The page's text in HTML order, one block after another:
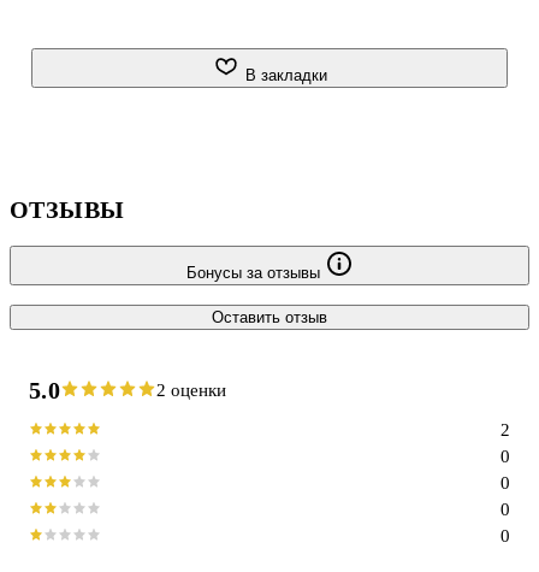
В закладки
ОТЗЫВЫ
Бонусы за отзывы
Оставить отзыв
5.0 2 оценки
0
0
0
0
2